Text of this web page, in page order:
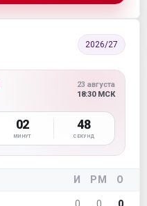
2026/27
23 августа
18:30 МСК
02
МИНУТ
47
СЕКУНД
И РМ О